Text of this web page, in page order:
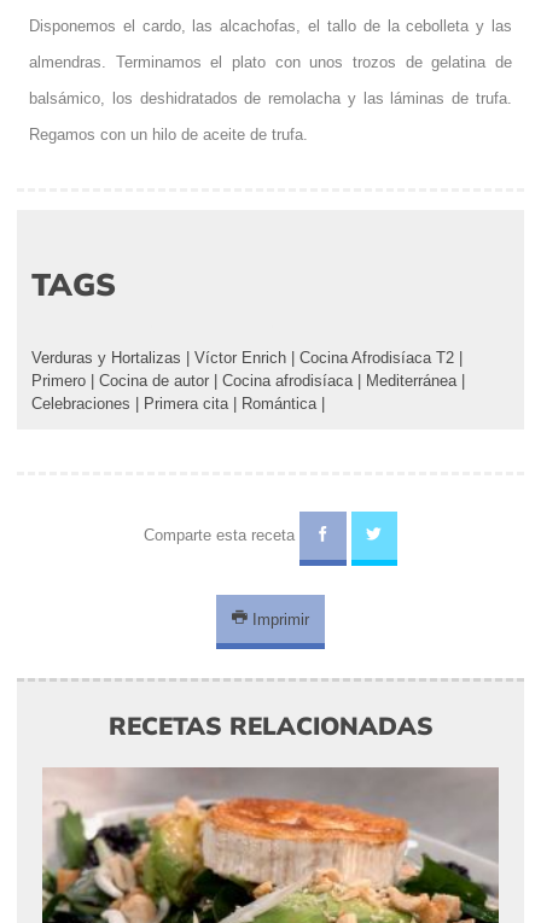
Disponemos el cardo, las alcachofas, el tallo de la cebolleta y las
almendras. Terminamos el plato con unos trozos de gelatina de
balsámico, los deshidratados de remolacha y las láminas de trufa.
Regamos con un hilo de aceite de trufa.
TAGS
Verduras y Hortalizas Víctor Enrich Cocina Afrodisíaca T2
Primero
Cocina de autor Cocina afrodisíaca| Mediterránea|
Celebraciones
Primera cita| Romántica|
Comparte esta receta
Imprimir
RECETAS RELACIONADAS